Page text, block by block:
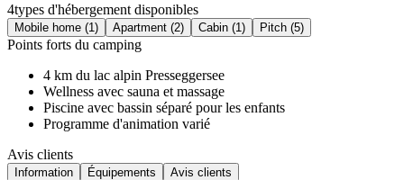
4types d'hébergement disponibles
Mobile home (1) Apartment (2) Cabin (1) Pitch (5)
Points forts du camping
4 km du lac alpin Presseggersee
Wellness avec sauna et massage
Piscine avec bassin séparé pour les enfants
Programme d'animation varié
Avis clients
Information Équipements Avis clients